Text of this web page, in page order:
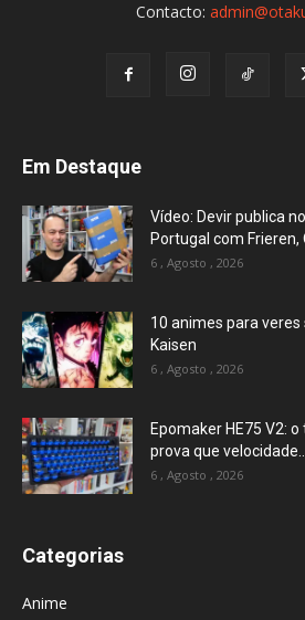
Contacto:
Em Destaque
Vídeo: Devir publica
Portugal com Frieren,
6 , Agosto , 2026
10 animes para
Kaisen
6 , Agosto , 2026
Epomaker HE75 V2:
prova que
6 , Agosto , 2026
Categorias
Anime